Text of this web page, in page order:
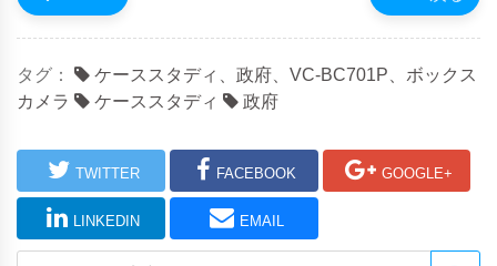
タグ：
ケーススタディ、政府、VC-BC701P、ボックス
カメラ
ケーススタディ 政府
TWITTER FACEBOOK GOOGLE+
LINKEDIN EMAIL